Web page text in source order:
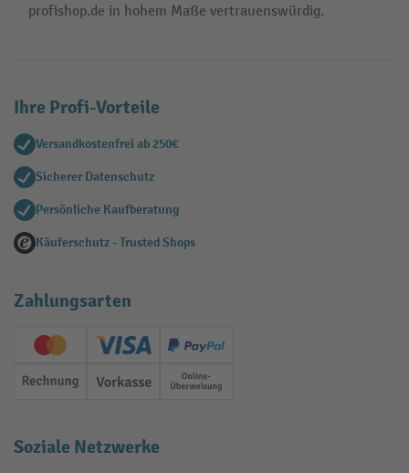
profishop.de in hohem Maße vertrauenswürdig.
Ihre Profi-Vorteile
Versandkostenfrei ab 250€
Sicherer Datenschutz
Persönliche Kaufberatung
Käuferschutz - Trusted Shops
Zahlungsarten
Creditcard (Master)Creditcard (Visa)
PayPal
Rechnung Vorkasse Online-Überweisung
Soziale Netzwerke